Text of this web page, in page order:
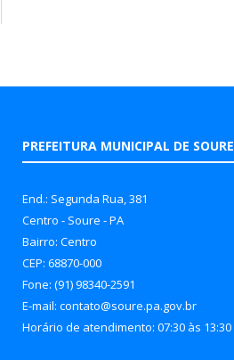
PREFEITURA MUNICIPAL DE SOURE
End.: Segunda Rua, 381
Centro - Soure - PA
Bairro: Centro
CEP: 68870-000
Fone: (91) 98340-2591
E-mail: contato@soure.pa.gov.br
Horário de atendimento: 07:30 às 13:30